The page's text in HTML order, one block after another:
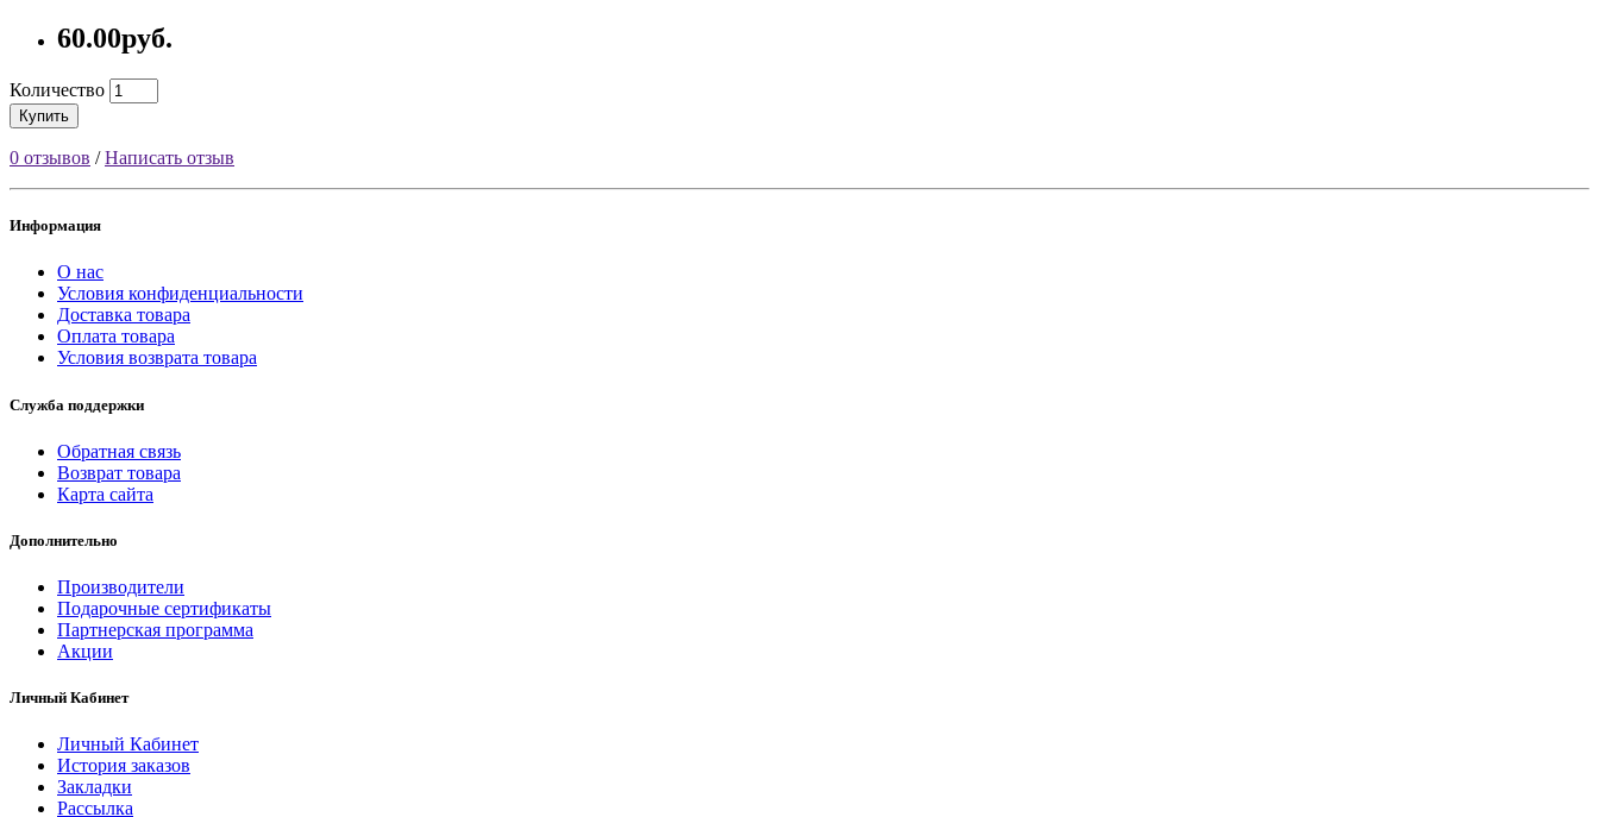
60.00руб.
Количество
Купить
0 отзывов /Написать отзыв
Информация
О нас
Условия конфиденциальности
Доставка товара
Оплата товара
Условия возврата товара
Служба поддержки
Обратная связь
Возврат товара
Карта сайта
Дополнительно
Производители
Подарочные сертификаты
Партнерская программа
Акции
Личный Кабинет
Личный Кабинет
История заказов
Закладки
Рассылка